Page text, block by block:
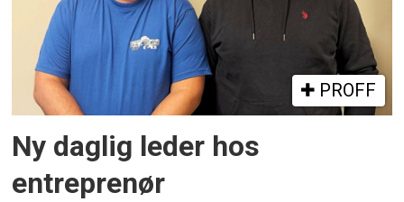
PROFF
Ny daglig leder hos
entreprenør